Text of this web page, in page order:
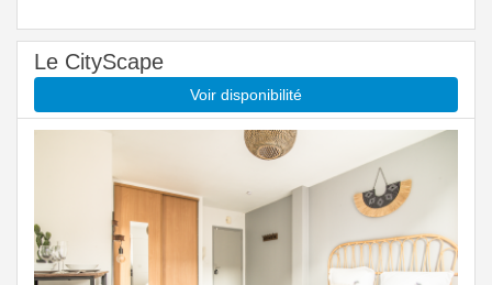
Le CityScape
Voir disponibilité